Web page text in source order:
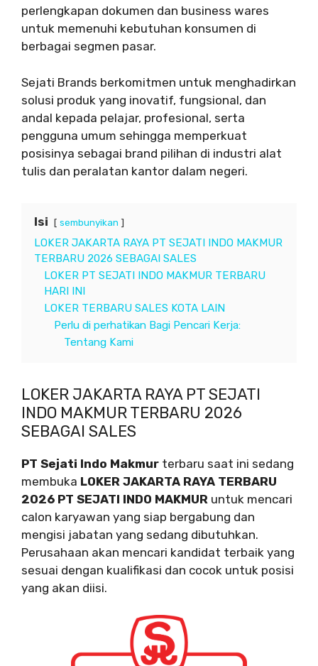
perlengkapan dokumen dan business wares
untuk memenuhi kebutuhan konsumen di
berbagai segmen pasar.
Sejati Brands berkomitmen untuk menghadirkan
solusi produk yang inovatif, fungsional, dan
andal kepada pelajar, profesional, serta
pengguna umum sehingga memperkuat
posisinya sebagai brand pilihan di industri alat
tulis dan peralatan kantor dalam negeri.
Isi sembunyikan
LOKER JAKARTA RAYA PT SEJATI INDO MAKMUR
TERBARU 2026 SEBAGAI SALES
LOKER PT SEJATI INDO MAKMUR TERBARU
HARI INI
LOKER TERBARU SALES KOTA LAIN
Perlu di perhatikan Bagi Pencari Kerja:
Tentang Kami
LOKER JAKARTA RAYA PT SEJATI
INDO MAKMUR TERBARU 2026
SEBAGAI SALES
PT Sejati Indo Makmur terbaru saat ini sedang
membuka LOKER JAKARTA RAYA TERBARU
2026 PT SEJATI INDO MAKMUR untuk mencari
calon karyawan yang siap bergabung dan
mengisi jabatan yang sedang dibutuhkan.
Perusahaan akan mencari kandidat terbaik yang
sesuai dengan kualifikasi dan cocok untuk posisi
yang akan diisi.